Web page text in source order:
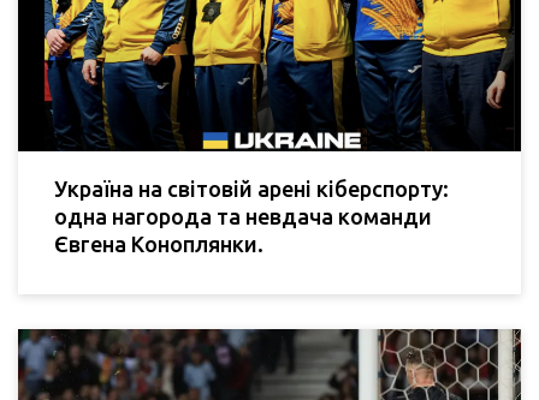
Україна на світовій арені кіберспорту:
одна нагорода та невдача команди
Євгена Коноплянки.